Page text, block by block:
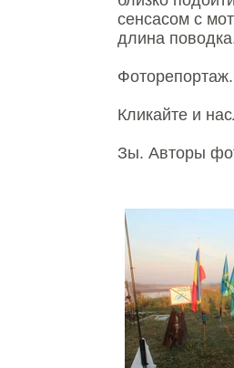
сенсасом с
длина
Кликайте и
Зы. Авторы